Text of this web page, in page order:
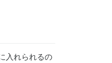
入れられるの